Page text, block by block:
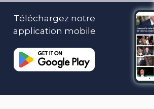
Téléchargez notre
application mobile